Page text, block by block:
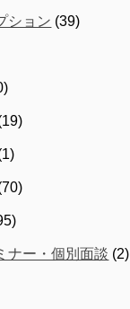
ション (39)
ナー・個別面談 (2)